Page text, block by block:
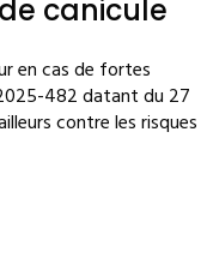
canicule
en cas de fortes
482 datant du 27
contre les risques